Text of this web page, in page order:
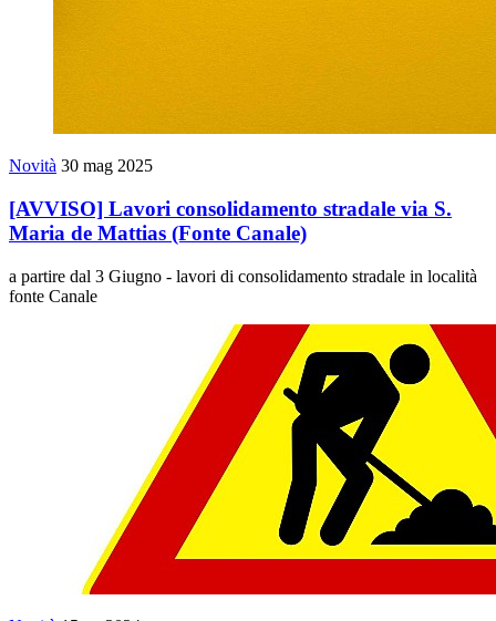
Novità 30 mag 2025
[AVVISO] Lavori consolidamento stradale via S.
Maria de Mattias (Fonte Canale)
a partire dal 3 Giugno - lavori di consolidamento stradale in località
fonte Canale